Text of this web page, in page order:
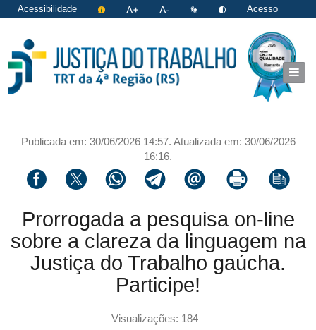
Acessibilidade
Acesso
Publicada em: 30/06/2026 14:57. Atualizada em: 30/06/2026
16:16.
Compartilhar via facebook
Compartilhar via twitter
Compartilhar via whatsapp
Compartilhar via telegram
Compartilhar via email
Imprimir a página
Copiar
Prorrogada a pesquisa on-line
sobre a clareza da linguagem na
Justiça do Trabalho gaúcha.
Participe!
Visualizações: 184